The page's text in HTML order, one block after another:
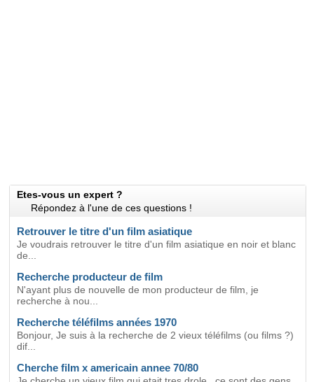
Etes-vous un expert ?
Répondez à l'une de ces questions !
Retrouver le titre d'un film asiatique
Je voudrais retrouver le titre d'un film asiatique en noir et blanc
de...
Recherche producteur de film
N'ayant plus de nouvelle de mon producteur de film, je
recherche à nou...
Recherche téléfilms années 1970
Bonjour, Je suis à la recherche de 2 vieux téléfilms (ou films ?)
dif...
Cherche film x americain annee 70/80